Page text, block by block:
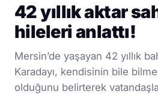
42 yıllık aktar
hileleri anlattı!
Mersin’de yaşayan 42 yıllık
Karadayı, kendisinin bile
olduğunu belirterek